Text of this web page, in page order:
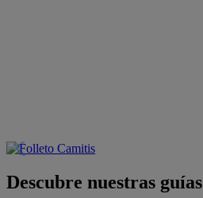
Descubre nuestras guías